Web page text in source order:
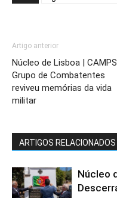
Artigo anterior
Núcleo de Lisboa |
Grupo de Combatentes
reviveu memórias da vida
militar
ARTIGOS RELACIONADOS
Núcleo